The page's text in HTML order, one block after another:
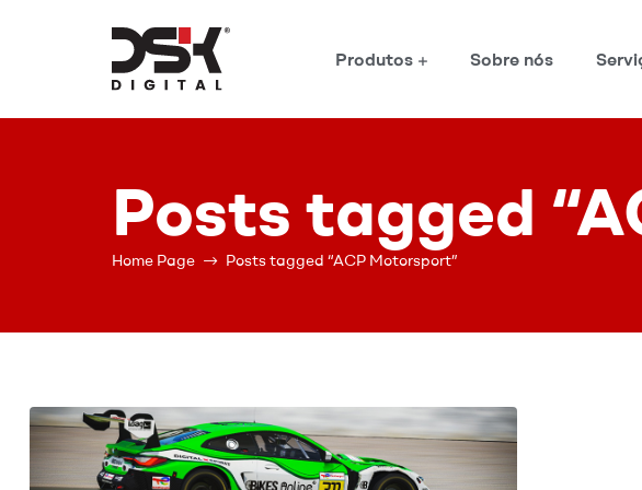
DSK
Produtos Sobre nós
Posts tagged
Home Page Posts tagged “ACP Motorsport”